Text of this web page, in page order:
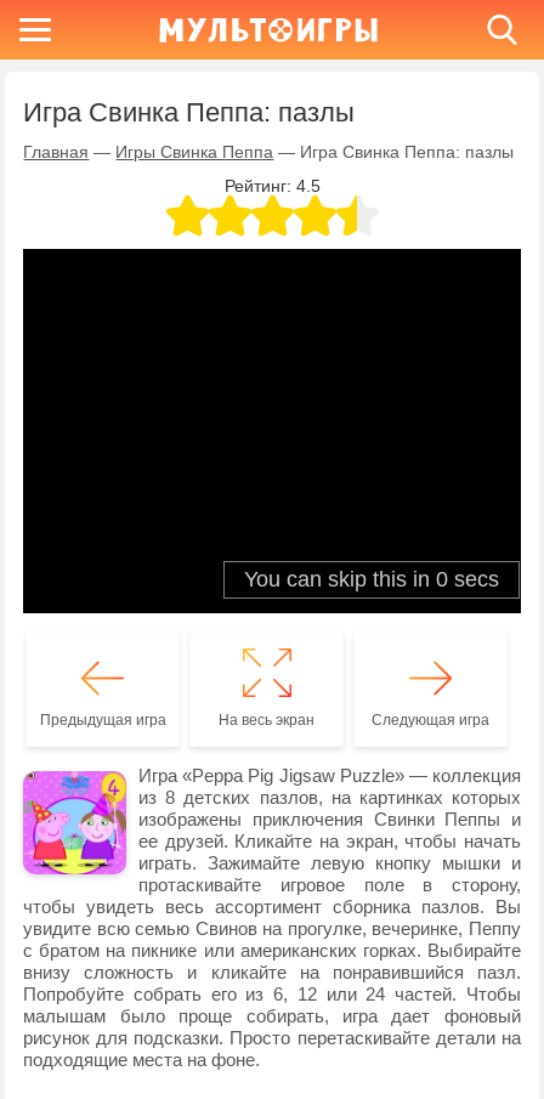
Игра Свинка Пеппа: пазлы
Главная — Игры Свинка Пеппа — Игра Свинка Пеппа: пазлы
Рейтинг: 4.5
Предыдущая игра На весь экран Следующая игра
Игра «Peppa Pig Jigsaw Puzzle» — коллекция
из 8 детских пазлов, на картинках которых
изображены приключения Свинки Пеппы и
ее друзей. Кликайте на экран, чтобы начать
играть. Зажимайте левую кнопку мышки и
протаскивайте игровое поле в сторону,
чтобы увидеть весь ассортимент сборника пазлов. Вы
увидите всю семью Свинов на прогулке, вечеринке, Пеппу
с братом на пикнике или американских горках. Выбирайте
внизу сложность и кликайте на понравившийся пазл.
Попробуйте собрать его из 6, 12 или 24 частей. Чтобы
малышам было проще собирать, игра дает фоновый
рисунок для подсказки. Просто перетаскивайте детали на
подходящие места на фоне.